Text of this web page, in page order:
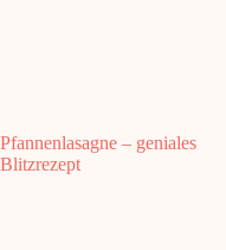
Pfannenlasagne – geniales
Blitzrezept